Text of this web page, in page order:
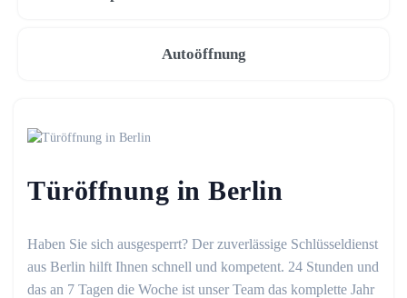
Autoöffnung
Türöffnung in Berlin
Haben Sie sich ausgesperrt? Der zuverlässige Schlüsseldienst
aus Berlin hilft Ihnen schnell und kompetent. 24 Stunden und
das an 7 Tagen die Woche ist unser Team das komplette Jahr